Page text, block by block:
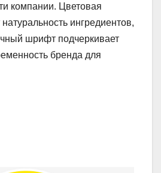
компании. Цветовая
ингредиентов,
шрифт подчеркивает
бренда для